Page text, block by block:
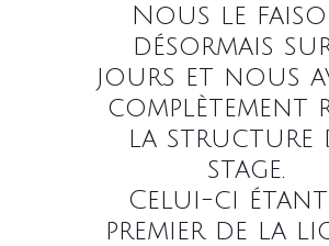
Nous le
désormais
jours et nous
complètement
la structure
stage.
Celui-ci
premier de la